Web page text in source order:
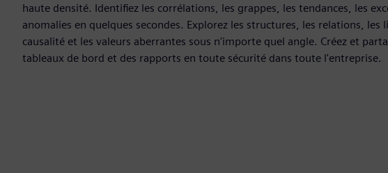
haute densité. Identifiez les corrélations, les grappes, les tendances, les
anomalies en quelques secondes. Explorez les structures, les relations, les
causalité et les valeurs aberrantes sous n'importe quel angle. Créez et
tableaux de bord et des rapports en toute sécurité dans toute l'entreprise.